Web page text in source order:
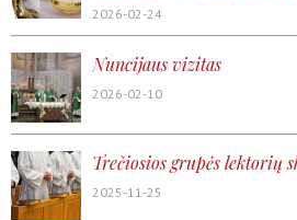
2026-02-24
Nuncijaus vizitas
2026-02-10
Trečiosios grupės lektorių
2025-11-25